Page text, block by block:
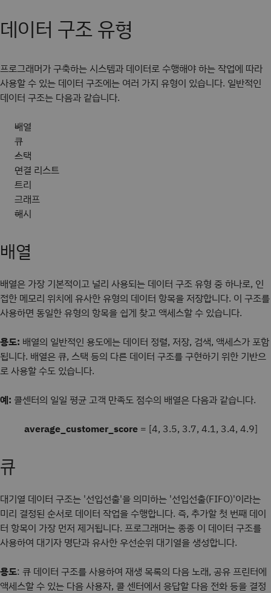
데이터 구조 유형
프로그래머가 구축하는 시스템과 데이터로 수행해야 하는 작업에 따라
사용할 수 있는 데이터 구조에는 여러 가지 유형이 있습니다. 일반적인
데이터 구조는 다음과 같습니다.
배열
큐
스택
연결 리스트
트리
그래프
해시
배열
배열은 가장 기본적이고 널리 사용되는 데이터 구조 유형 중 하나로, 인
접한 메모리 위치에 유사한 유형의 데이터 항목을 저장합니다. 이 구조를
사용하면 동일한 유형의 항목을 쉽게 찾고 액세스할 수 있습니다.
용도: 배열의 일반적인 용도에는 데이터 정렬, 저장, 검색, 액세스가 포함
됩니다. 배열은 큐, 스택 등의 다른 데이터 구조를 구현하기 위한 기반으
로 사용할 수도 있습니다.
예: 콜센터의 일일 평균 고객 만족도 점수의 배열은 다음과 같습니다.
average_customer_score = [4, 3.5, 3.7, 4.1, 3.4, 4.9]
큐
대기열 데이터 구조는 '선입선출'을 의미하는 '선입선출(FIFO)'이라는
미리 결정된 순서로 데이터 작업을 수행합니다. 즉, 추가할 첫 번째 데이
터 항목이 가장 먼저 제거됩니다. 프로그래머는 종종 이 데이터 구조를
사용하여 대기자 명단과 유사한 우선순위 대기열을 생성합니다.
용도: 큐 데이터 구조를 사용하여 재생 목록의 다음 노래, 공유 프린터에
액세스할 수 있는 다음 사용자, 콜 센터에서 응답할 다음 전화 등을 결정